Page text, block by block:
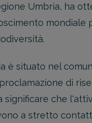
Umbria, ha
mondiale
è situato nel
di
significare che
a stretto